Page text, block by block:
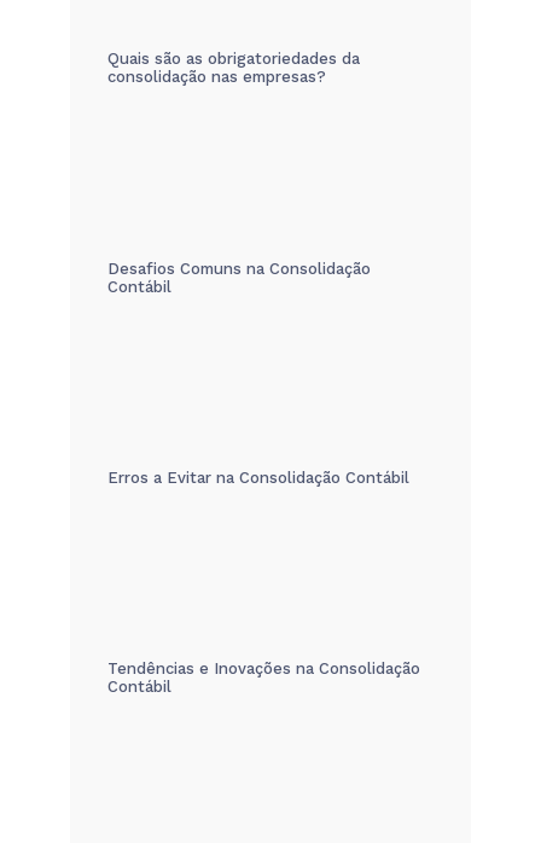
Quais são as obrigatoriedades da
consolidação nas empresas?
Desafios Comuns na Consolidação
Contábil
Erros a Evitar na Consolidação Contábil
Tendências e Inovações na Consolidação
Contábil